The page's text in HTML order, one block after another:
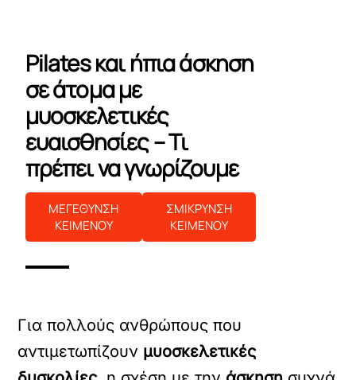
Pilates και ήπια άσκηση
σε άτομα με
μυοσκελετικές
ευαισθησίες – Τι
πρέπει να γνωρίζουμε
ΜΕΓΕΘΥΝΣΗ
ΚΕΙΜΕΝΟΥ
ΣΜΙΚΡΥΝΣΗ
ΚΕΙΜΕΝΟΥ
Για πολλούς ανθρώπους που
αντιμετωπίζουν μυοσκελετικές